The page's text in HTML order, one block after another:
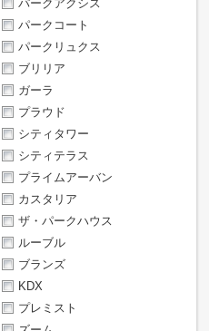
パークアクシス
パークコート
パークリュクス
ブリリア
ガーラ
プラウド
シティタワー
シティテラス
プライムアーバン
カスタリア
ザ・パークハウス
ルーブル
ブランズ
KDX
プレミスト